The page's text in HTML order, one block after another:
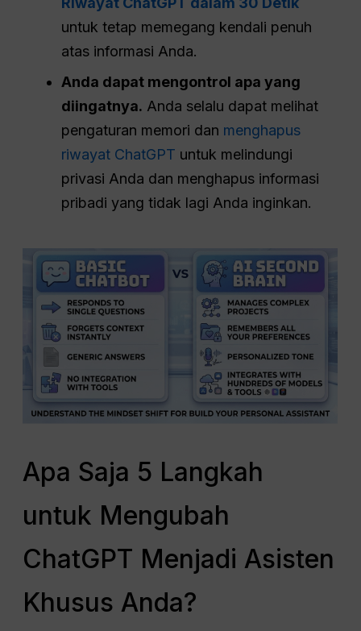
untuk tetap memegang kendali penuh
atas informasi Anda.
Anda dapat mengontrol apa yang
diingatnya. Anda selalu dapat melihat
pengaturan memori dan menghapus
riwayat ChatGPT untuk melindungi
privasi Anda dan menghapus informasi
pribadi yang tidak lagi Anda inginkan.
Apa Saja 5 Langkah
untuk Mengubah
ChatGPT Menjadi Asisten
Khusus Anda?